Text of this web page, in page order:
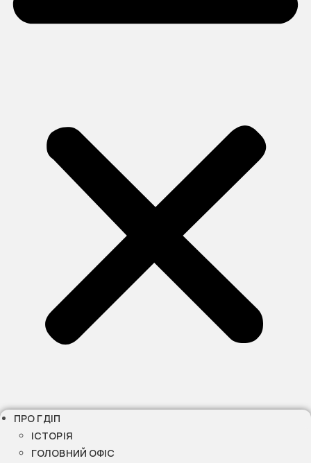
ПРО ГДІП
ІСТОРІЯ
ГОЛОВНИЙ ОФІС